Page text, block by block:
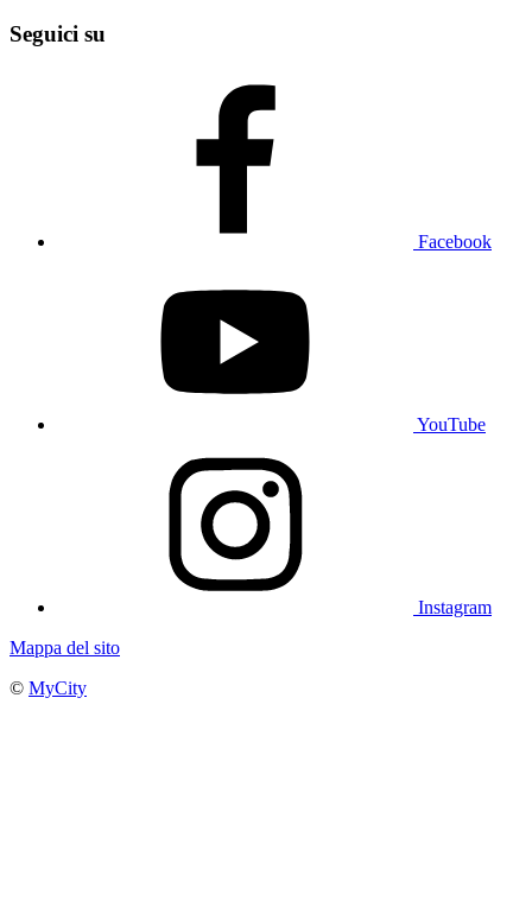
Seguici su
Facebook
YouTube
Instagram
Mappa del sito
© MyCity